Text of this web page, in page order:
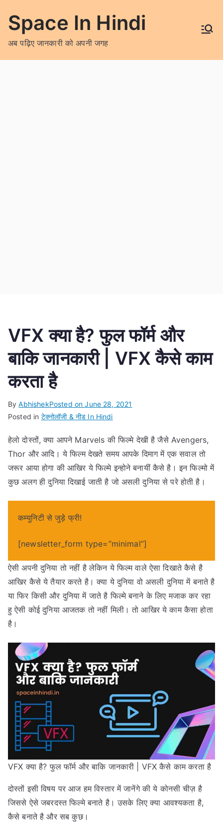
content
Space In Hindi
अब पढ़िए जानकारी को अपनी जगह
VFX क्या है? फुल फॉर्म और
बाकि जानकारी | VFX कैसे काम
करता है
ByAbhishekPosted onJune 28, 2021
Posted in टेक्नोलॉजी & नीड In Hindi
हेलो दोस्तों, क्या आपने Marvels की फिल्मे देखी है जैसे Avengers,
Thor और आदि। ये फिल्म देखते समय आपके दिमाग में एक सवाल तो
जरूर आया होगा की आखिर ये फिल्मे इन्होने बनायीं कैसे है। इन फिल्मो में
कुछ अलग ही दुनिया दिखाई जाती है जो असली दुनिया से परे होती है।
कम्युनिटी से जुड़े फ्री!
[newsletter_form type=”minimal”]
ऐसी अपनी दुनिया तो नहीं है लेकिन ये फिल्म वाले ऐसा दिखाते कैसे है
आखिर कैसे ये तैयार करते है। क्या ये दुनिया वो असली दुनिया में बनाते है
या फिर किसी और दुनिया में जाते है फिल्मे बनाने के लिए मजाक कर रहा
हु ऐसी कोई दुनिया आजतक तो नहीं मिली। तो आखिर ये काम कैसा होता
है।
VFX क्या है? फुल फॉर्म और बाकि जानकारी | VFX कैसे काम करता है
दोस्तों इसी विषय पर आज हम विस्तार में जानेंगे की ये कोनसी चीज़ है
जिससे ऐसे जबरदस्त फिल्मे बनाते है। उसके लिए क्या आवश्यकता है,
कैसे बनाते है और सब कुछ।